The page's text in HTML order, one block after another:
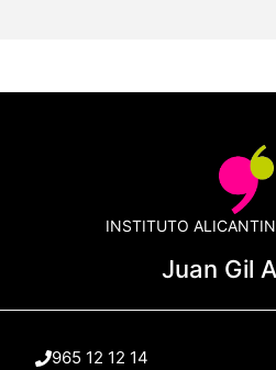
INSTITUTO
Juan Gil
965 12 12 14